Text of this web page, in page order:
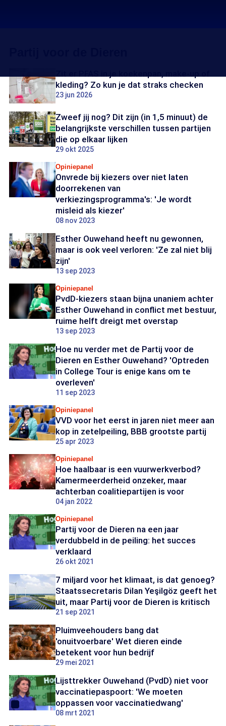
kleding? Zo kun je dat straks checken
23 jun 2026
Zweef jij nog? Dit zijn (in 1,5 minuut) de
belangrijkste verschillen tussen partijen
die op elkaar lijken
29 okt 2025
Opiniepanel
Onvrede bij kiezers over niet laten
doorrekenen van
verkiezingsprogramma's: 'Je wordt
misleid als kiezer'
08 nov 2023
Esther Ouwehand heeft nu gewonnen,
maar is ook veel verloren: 'Ze zal niet blij
zijn'
13 sep 2023
Opiniepanel
PvdD-kiezers staan bijna unaniem achter
Esther Ouwehand in conflict met bestuur,
ruime helft dreigt met overstap
13 sep 2023
Hoe nu verder met de Partij voor de
Dieren en Esther Ouwehand? 'Optreden
in College Tour is enige kans om te
overleven'
11 sep 2023
Opiniepanel
VVD voor het eerst in jaren niet meer aan
kop in zetelpeiling, BBB grootste partij
25 apr 2023
Opiniepanel
Hoe haalbaar is een vuurwerkverbod?
Kamermeerderheid onzeker, maar
achterban coalitiepartijen is voor
04 jan 2022
Opiniepanel
Partij voor de Dieren na een jaar
verdubbeld in de peiling: het succes
verklaard
26 okt 2021
7 miljard voor het klimaat, is dat genoeg?
Staatssecretaris Dilan Yeşilgöz geeft het
uit, maar Partij voor de Dieren is kritisch
21 sep 2021
Pluimveehouders bang dat
'onuitvoerbare' Wet dieren einde
betekent voor hun bedrijf
29 mei 2021
Lijsttrekker Ouwehand (PvdD) niet voor
vaccinatiepaspoort: 'We moeten
oppassen voor vaccinatiedwang'
08 mrt 2021